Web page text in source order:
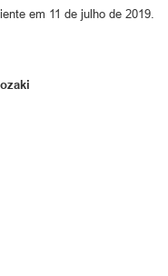
em 11 de julho de 2019.